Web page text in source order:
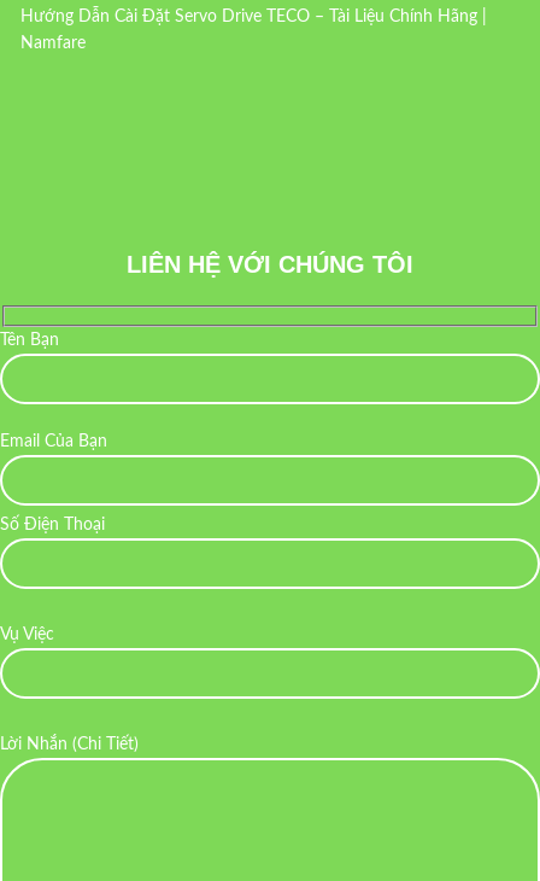
Hướng Dẫn Cài Đặt Servo Drive TECO – Tài Liệu Chính Hãng |
Namfare
LIÊN HỆ VỚI CHÚNG TÔI
Tên Bạn
Email Của Bạn
Số Điện Thoại
Vụ Việc
Lời Nhắn (Chi Tiết)